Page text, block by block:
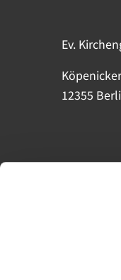
Ev.
12355